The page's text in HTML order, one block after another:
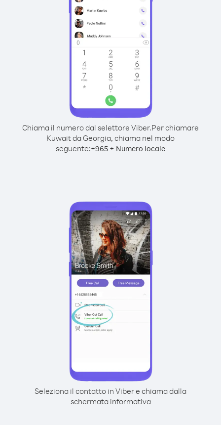
Chiama il numero dal selettore Viber.Per chiamare
Kuwait da Georgia, chiama nel modo
seguente:+965 + Numero locale
Seleziona il contatto in Viber e chiama dalla
schermata informativa